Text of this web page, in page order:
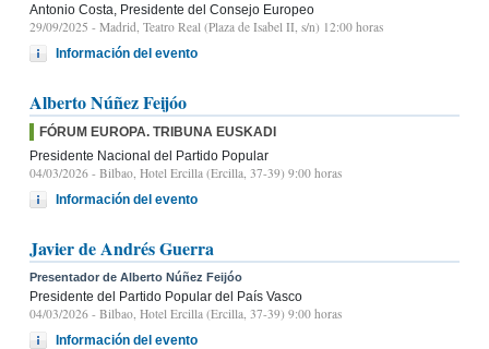
Antonio Costa, Presidente del Consejo Europeo
29/09/2025 - Madrid, Teatro Real (Plaza de Isabel II, s/n) 12:00 horas
Información del evento
Alberto Núñez Feijóo
FÓRUM EUROPA. TRIBUNA EUSKADI
Presidente Nacional del Partido Popular
04/03/2026 - Bilbao, Hotel Ercilla (Ercilla, 37-39) 9:00 horas
Información del evento
Javier de Andrés Guerra
Presentador de Alberto Núñez Feijóo
Presidente del Partido Popular del País Vasco
04/03/2026 - Bilbao, Hotel Ercilla (Ercilla, 37-39) 9:00 horas
Información del evento